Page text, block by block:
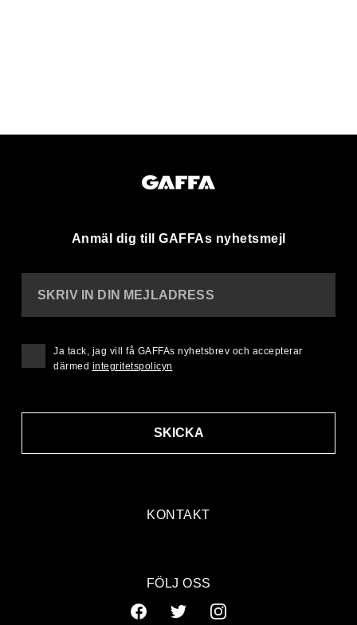
Anmäl dig till GAFFAs nyhetsmejl
KONTAKT
SKRIV IN DIN MEJLADRESS
SKICKA
Ja tack, jag vill få GAFFAs nyhetsbrev och accepterar
därmed integritetspolicyn
FÖLJ OSS